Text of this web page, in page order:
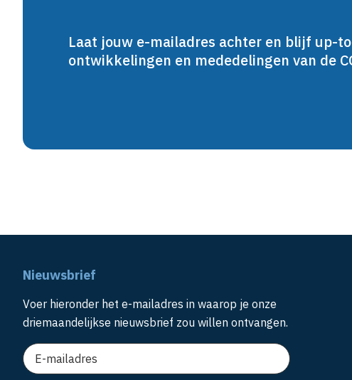
Laat jouw e-mailadres achter en blijf up-
ontwikkelingen en mededelingen van de
Nieuwsbrief
Voer hieronder het e-mailadres in waarop je onze
driemaandelijkse nieuwsbrief zou willen ontvangen.